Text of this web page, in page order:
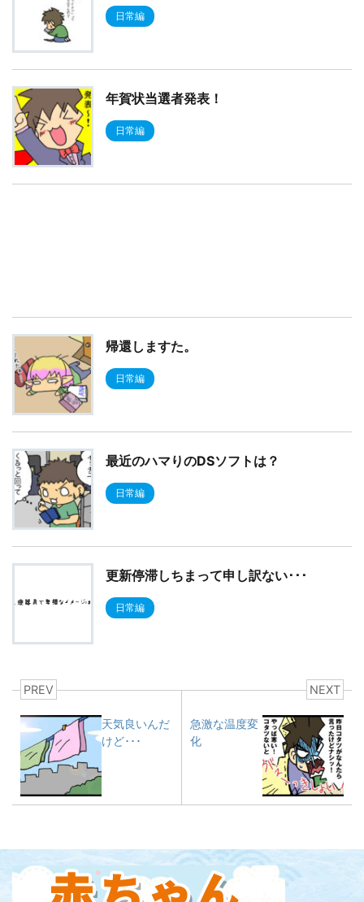
日常編
年賀状当選者発表！
日常編
帰還しますた。
日常編
最近のハマりのDSソフトは？
日常編
更新停滞しちまって申し訳ない･･･
日常編
PREV
天気良いんだ
けど･･･
NEXT
急激な温度変
化